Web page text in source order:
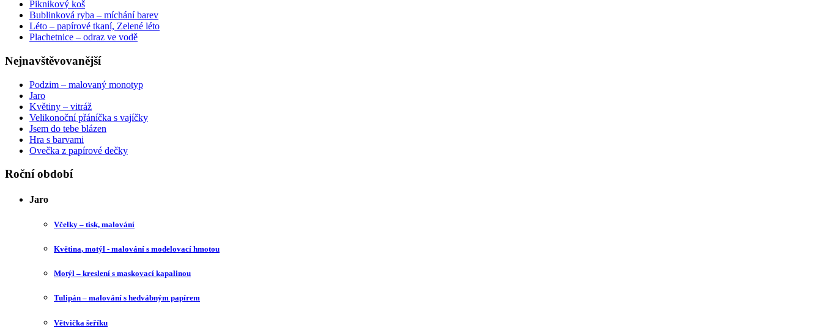
Piknikový koš
Bublinková ryba – míchání barev
Léto – papírové tkaní, Zelené léto
Plachetnice – odraz ve vodě
Nejnavštěvovanější
Podzim – malovaný monotyp
Jaro
Květiny – vitráž
Velikonoční přáníčka s vajíčky
Jsem do tebe blázen
Hra s barvami
Ovečka z papírové dečky
Roční období
Jaro
Včelky – tisk, malování
Květina, motýl - malování s modelovací hmotou
Motýl – kreslení s maskovací kapalinou
Tulipán – malování s hedvábným papírem
Větvička šeříku